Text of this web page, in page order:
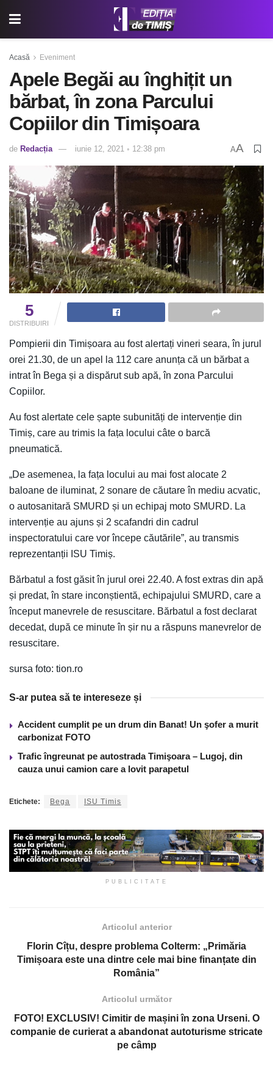
Acasă Eveniment
Apele Begăi au înghițit un
bărbat, în zona Parcului
Copiilor din Timișoara
de Redacția iunie 12, 2021 ◦ 12:38 pm AA
5
DISTRIBUIRI
Pompierii din Timișoara au fost alertați vineri seara, în jurul
orei 21.30, de un apel la 112 care anunța că un bărbat a
intrat în Bega și a dispărut sub apă, în zona Parcului
Copiilor.
Au fost alertate cele șapte subunități de intervenție din
Timiș, care au trimis la fața locului câte o barcă
pneumatică.
„De asemenea, la fața locului au mai fost alocate 2
baloane de iluminat, 2 sonare de căutare în mediu acvatic,
o autosanitară SMURD și un echipaj moto SMURD. La
intervenție au ajuns și 2 scafandri din cadrul
inspectoratului care vor începe căutările”, au transmis
reprezentanții ISU Timiș.
Bărbatul a fost găsit în jurul orei 22.40. A fost extras din apă
și predat, în stare inconștientă, echipajului SMURD, care a
început manevrele de resuscitare. Bărbatul a fost declarat
decedat, după ce minute în șir nu a răspuns manevrelor de
resuscitare.
sursa foto: tion.ro
S-ar putea să te intereseze și
Accident cumplit pe un drum din Banat! Un şofer a murit
carbonizat FOTO
Trafic îngreunat pe autostrada Timişoara – Lugoj, din
cauza unui camion care a lovit parapetul
Etichete: Bega ISU Timis
PUBLICITATE
Articolul anterior
Florin Cîțu, despre problema Colterm: „Primăria
Timișoara este una dintre cele mai bine finanțate din
România”
Articolul următor
FOTO! EXCLUSIV! Cimitir de mașini în zona Urseni. O
companie de curierat a abandonat autoturisme stricate
pe câmp